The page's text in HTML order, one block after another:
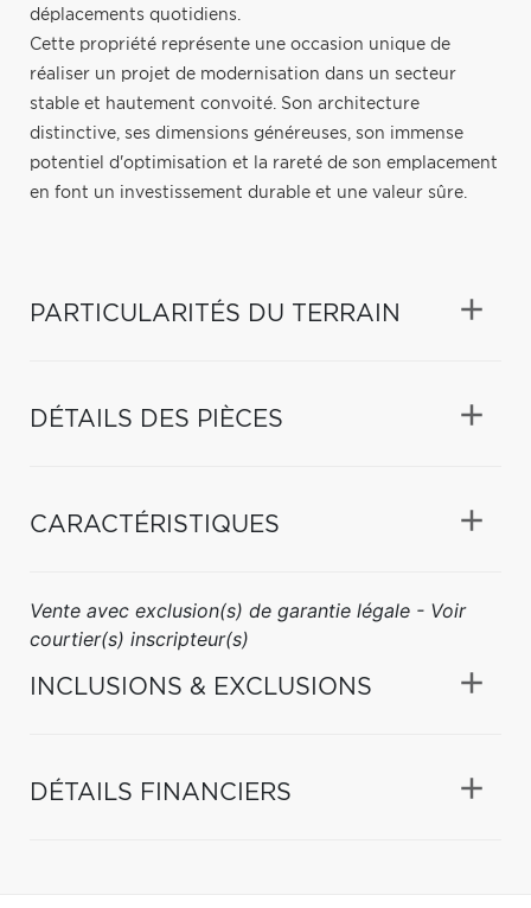
déplacements quotidiens.
Cette propriété représente une occasion unique de
réaliser un projet de modernisation dans un secteur
stable et hautement convoité. Son architecture
distinctive, ses dimensions généreuses, son immense
potentiel d'optimisation et la rareté de son emplacement
en font un investissement durable et une valeur sûre.
PARTICULARITÉS DU TERRAIN
DÉTAILS DES PIÈCES
CARACTÉRISTIQUES
Vente avec exclusion(s) de garantie légale - Voir
courtier(s) inscripteur(s)
INCLUSIONS & EXCLUSIONS
DÉTAILS FINANCIERS